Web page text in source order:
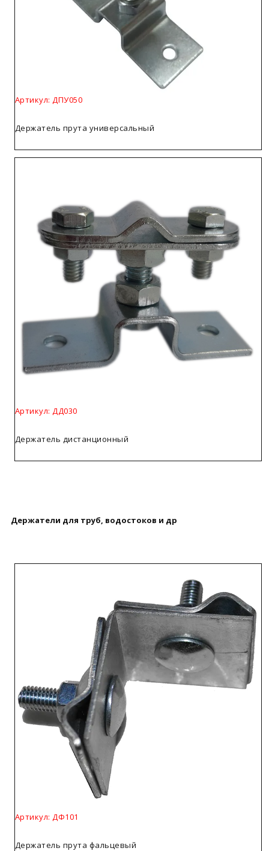
Артикул: ДПУ050
Держатель прута универсальный
Артикул: ДД030
Держатель дистанционный
Держатели для труб, водостоков и др
Артикул: ДФ101
Держатель прута фальцевый